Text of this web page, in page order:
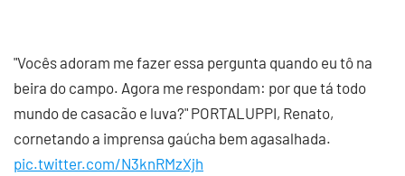
"Vocês adoram me fazer essa pergunta quando eu tô na
beira do campo. Agora me respondam: por que tá todo
mundo de casacão e luva?" PORTALUPPI, Renato,
cornetando a imprensa gaúcha bem agasalhada.
pic.twitter.com/N3knRMzXjh